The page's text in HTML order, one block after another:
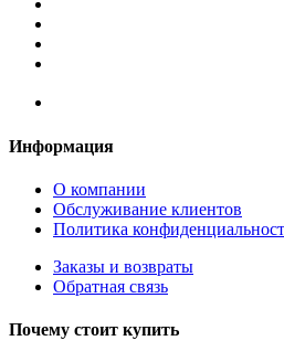
Информация
О компании
Обслуживание клиентов
Политика
Заказы и возвраты
Обратная связь
Почему стоит купить